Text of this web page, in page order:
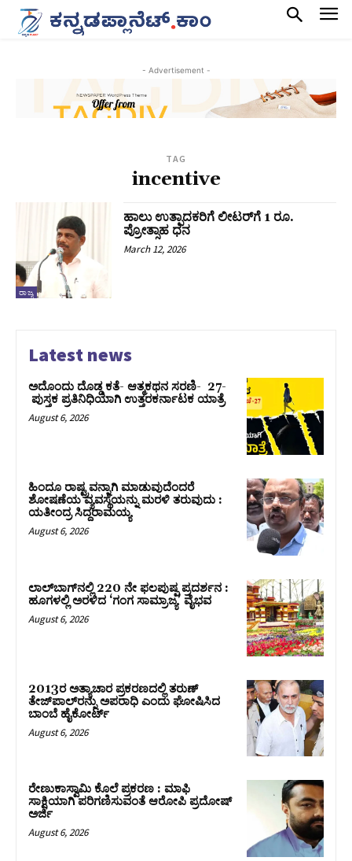
- Advertisement -
TAG
incentive
ರಾಜ್ಯ
ಹಾಲು ಉತ್ಪಾದಕರಿಗೆ ಲೀಟರ್‌ಗೆ 1 ರೂ.
ಪ್ರೋತ್ಸಾಹ ಧನ
March 12, 2026
Latest news
ಅದೊಂದು ದೊಡ್ಡ ಕತೆ- ಆತ್ಮಕಥನ ಸರಣಿ- 27-
ಪುಸ್ತಕ ಪ್ರತಿನಿಧಿಯಾಗಿ ಉತ್ತರಕರ್ನಾಟಕ ಯಾತ್ರೆ
August 6, 2026
ಹಿಂದೂ ರಾಷ್ಟ್ರವನ್ನಾಗಿ ಮಾಡುವುದೆಂದರೆ
ಶೋಷಣೆಯ ವ್ಯವಸ್ಥೆಯನ್ನು ಮರಳಿ ತರುವುದು :
ಯತೀಂದ್ರ ಸಿದ್ದರಾಮಯ್ಯ
August 6, 2026
ಲಾಲ್‍ಬಾಗ್‍ನಲ್ಲಿ 220 ನೇ ಫಲಪುಷ್ಪ ಪ್ರದರ್ಶನ :
ಹೂಗಳಲ್ಲಿ ಅರಳಿದ ‘ಗಂಗ ಸಾಮ್ರಾಜ್ಯ’ ವೈಭವ
August 6, 2026
2013ರ ಅತ್ಯಾಚಾರ ಪ್ರಕರಣದಲ್ಲಿ ತರುಣ್
ತೇಜ್‌ಪಾಲ್‌ರನ್ನು ಅಪರಾಧಿ ಎಂದು ಘೋಷಿಸಿದ
ಬಾಂಬೆ ಹೈಕೋರ್ಟ್
August 6, 2026
ರೇಣುಕಾಸ್ವಾಮಿ ಕೊಲೆ ಪ್ರಕರಣ : ಮಾಫಿ
ಸಾಕ್ಷಿಯಾಗಿ ಪರಿಗಣಿಸುವಂತೆ ಆರೋಪಿ ಪ್ರದೋಷ್‌
ಅರ್ಜಿ
August 6, 2026